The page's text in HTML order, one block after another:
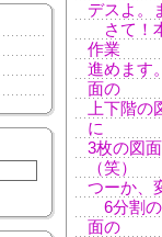
デスよ。
さて！
作業
進めます
面の
上下階
に
3枚の図
（笑）
つーか、
6分割の
面の